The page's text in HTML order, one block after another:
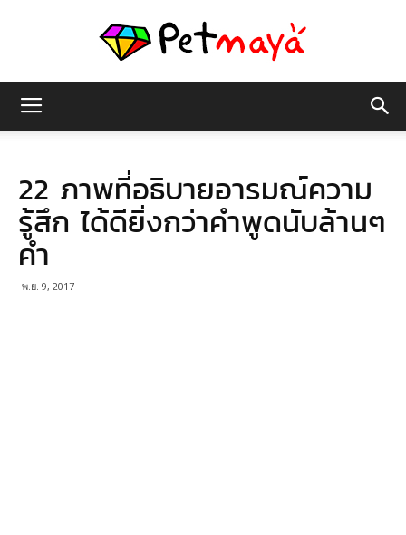
มายา
22 ภาพที่อธิบายอารมณ์ความ
รู้สึก ได้ดียิ่งกว่าคำพูดนับล้านๆ
คำ
พ.ย. 9, 2017